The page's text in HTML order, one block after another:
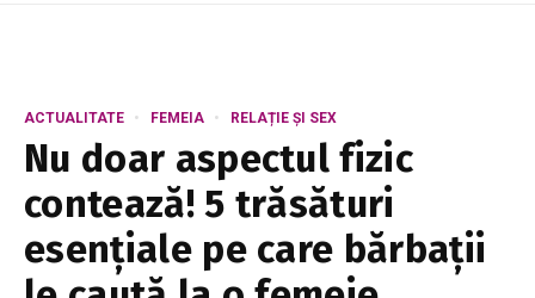
ACTUALITATE FEMEIA RELAȚIE ȘI SEX
Nu doar aspectul fizic
contează! 5 trăsături
esențiale pe care bărbații